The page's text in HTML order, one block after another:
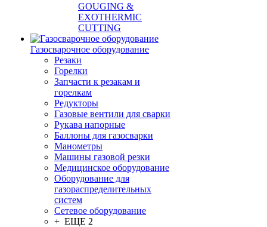
GOUGING &
EXOTHERMIC
CUTTING
Газосварочное оборудование
Резаки
Горелки
Запчасти к резакам и
горелкам
Редукторы
Газовые вентили для сварки
Рукава напорные
Баллоны для газосварки
Манометры
Машины газовой резки
Медицинское оборудование
Оборудование для
газораспределительных
систем
Сетевое оборудование
+ ЕЩЕ 2